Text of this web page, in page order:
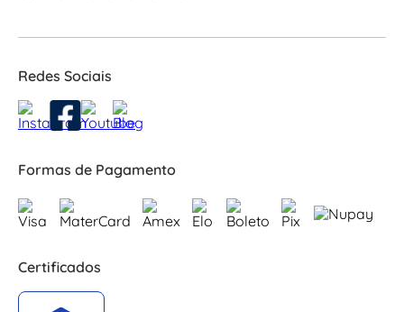
Redes Sociais
Formas de Pagamento
Certificados